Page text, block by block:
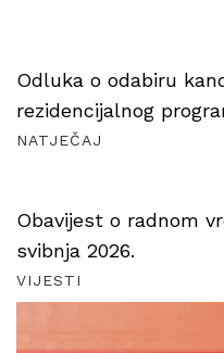
Odluka o odabiru
rezidencijalnog
NATJEČAJ
Obavijest o radnom
svibnja 2026.
VIJESTI